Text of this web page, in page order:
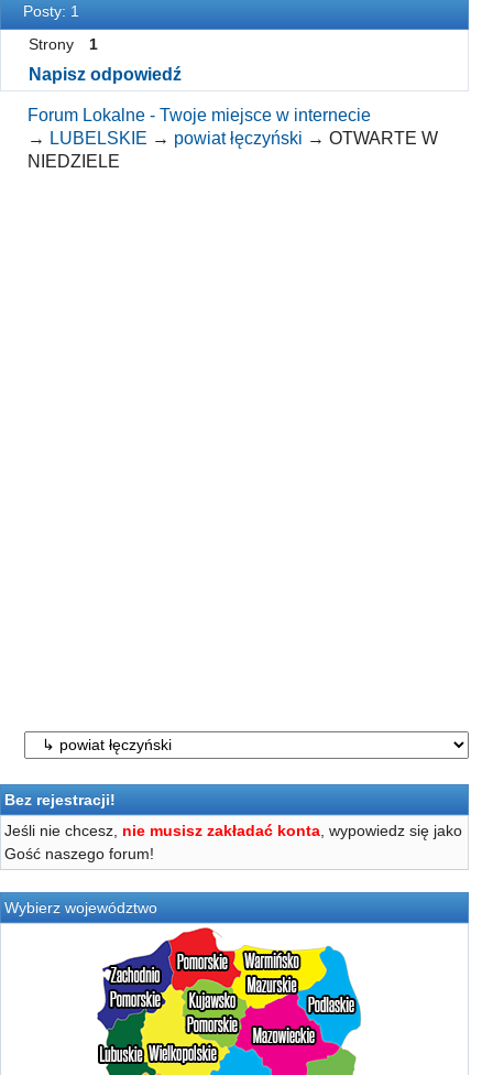
Bez rejestracji!
Jeśli nie chcesz, nie musisz zakładać konta , wypowiedz się jako
Gość naszego forum!
Wybierz województwo
Posty: 1
Strony
1
Napisz odpowiedź
Forum Lokalne - Twoje miejsce w internecie
→ LUBELSKIE → powiat łęczyński →OTWARTE W
NIEDZIELE